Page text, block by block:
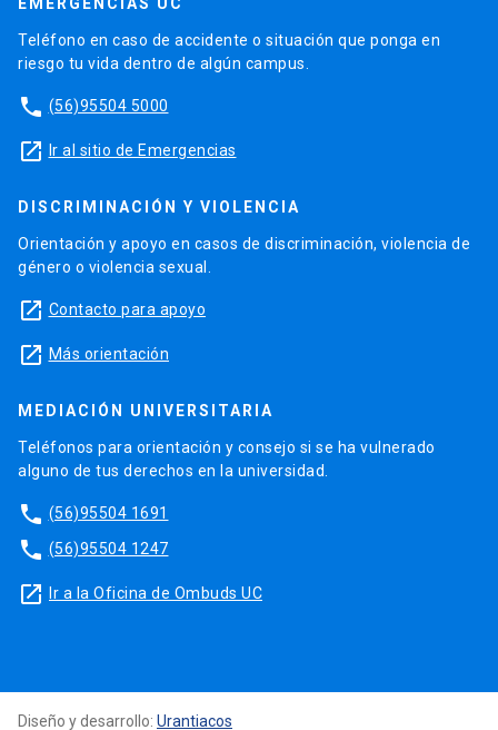
EMERGENCIAS UC
Teléfono en caso de accidente o situación que ponga en
riesgo tu vida dentro de algún campus.
phone (56)95504 5000
launch Ir al sitio de Emergencias
DISCRIMINACIÓN Y VIOLENCIA
Orientación y apoyo en casos de discriminación, violencia de
género o violencia sexual.
launch Contacto para apoyo
launch Más orientación
MEDIACIÓN UNIVERSITARIA
Teléfonos para orientación y consejo si se ha vulnerado
alguno de tus derechos en la universidad.
phone (56)95504 1691
phone (56)95504 1247
launch Ir a la Oficina de Ombuds UC
Diseño y desarrollo: Urantiacos